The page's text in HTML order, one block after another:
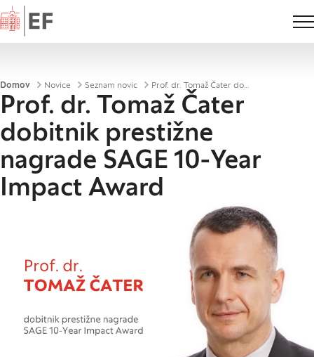
Domov
Drobtinice
Domov Novice Seznam novic Prof. dr. Tomaž Čater dobitnik prestižne nagrade SAGE 10-Year Impact Award
Prof. dr. Tomaž Čater
dobitnik prestižne
nagrade SAGE 10-Year
Impact Award